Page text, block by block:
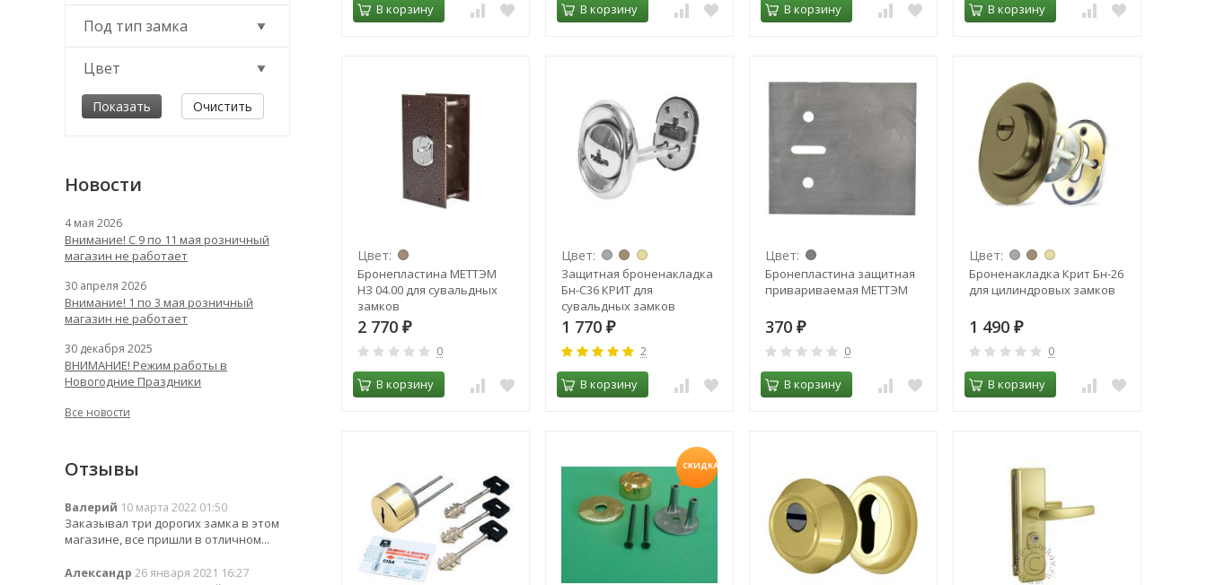
В корзину В корзину В корзину В корзину
Цвет:
Бронепластина МЕТТЭМ
НЗ 04.00 для сувальдных
замков
2 770 ₽
0
В корзину
Цвет:
Защитная броненакладка
Бн-C36 КРИТ для
сувальдных замков
1 770 ₽
2
В корзину
Цвет:
Бронепластина защитная
привариваемая МЕТТЭМ
370 ₽
0
В корзину
Цвет:
Броненакладка Крит Бн-26
для цилиндровых замков
1 490 ₽
0
В корзину
СКИДКА!
Под тип замка
Цвет
Очистить
Новости
4 мая 2026
Внимание! С 9 по 11 мая розничный
магазин не работает
30 апреля 2026
Внимание! 1 по 3 мая розничный
магазин не работает
30 декабря 2025
ВНИМАНИЕ! Режим работы в
Новогодние Праздники
Все новости
Отзывы
Валерий 10 марта 2022 01:50
Заказывал три дорогих замка в этом
магазине, все пришли в отличном...
Александр 26 января 2021 16:27